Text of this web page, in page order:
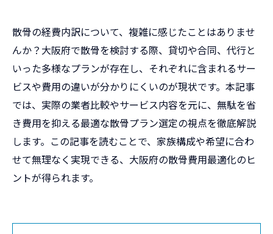
散骨の経費内訳について、複雑に感じたことはありませ
んか？大阪府で散骨を検討する際、貸切や合同、代行と
いった多様なプランが存在し、それぞれに含まれるサー
ビスや費用の違いが分かりにくいのが現状です。本記事
では、実際の業者比較やサービス内容を元に、無駄を省
き費用を抑える最適な散骨プラン選定の視点を徹底解説
します。この記事を読むことで、家族構成や希望に合わ
せて無理なく実現できる、大阪府の散骨費用最適化のヒ
ントが得られます。